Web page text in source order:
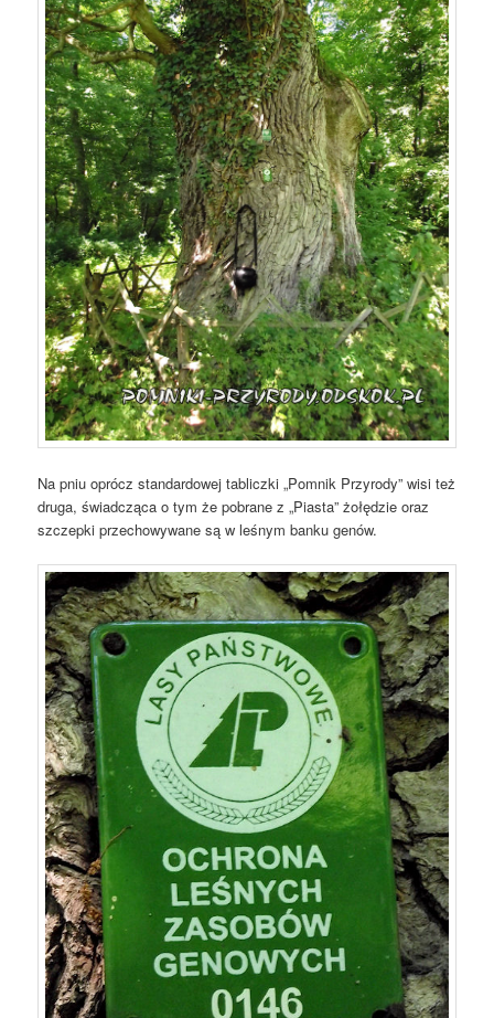
Na pniu oprócz standardowej tabliczki „Pomnik Przyrody” wisi też
druga, świadcząca o tym że pobrane z „Piasta” żołędzie oraz
szczepki przechowywane są w leśnym banku genów.